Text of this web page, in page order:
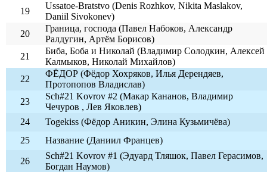
19
Ussatoe-Bratstvo (Denis Rozhkov, Nikita Maslakov,
Daniil Sivokonev)
20
Граница, господа (Павел Набоков, Александр
Ралдугин, Артём Борисов)
21
Биба, Боба и Николай (Владимир Солодкин, Алексей
Калмыков, Николай Михайлов)
22
ФЁДОР (Фёдор Хохряков, Илья Дерендяев,
Протопопов Владислав)
23
Sch#21 Kovrov #2 (Макар Кананов, Владимир
Чечуров , Лев Яковлев)
24
Togekiss (Фёдор Аникин, Элина Кузьмичёва)
25
Название (Даниил Францев)
26
Sch#21 Kovrov #1 (Эдуард Тляшок, Павел Герасимов,
Богдан Наумов)